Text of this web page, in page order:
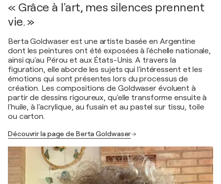
« Grâce à l'art, mes silences prennent
vie. »
Berta Goldwaser est une artiste basée en Argentine
dont les peintures ont été exposées à l'échelle nationale,
ainsi qu'au Pérou et aux États-Unis. A travers la
figuration, elle aborde les sujets qui l'intéressent et les
émotions qui sont présentes lors du processus de
création. Les compositions de Goldwaser évoluent à
partir de dessins rigoureux, qu'elle transforme ensuite à
l'huile, à l'acrylique, au fusain et au pastel sur tissu, toile
ou carton.
Découvrir la page de Berta Goldwaser